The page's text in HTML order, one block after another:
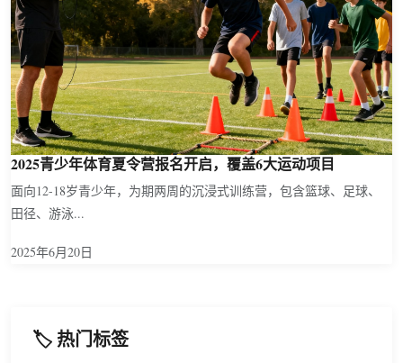
2025青少年体育夏令营报名开启，覆盖6大运动项目
面向12-18岁青少年，为期两周的沉浸式训练营，包含篮球、足球、
田径、游泳...
2025年6月20日
🏷️ 热门标签